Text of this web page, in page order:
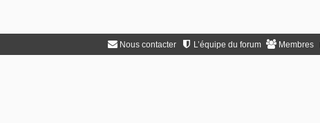
Membres
L’équipe du forum
Nous contacter